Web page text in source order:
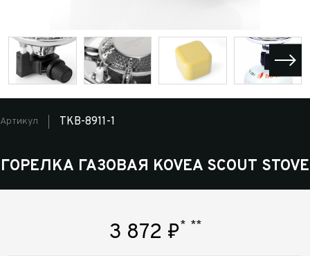
Артикул TKB-8911-1
ГОРЕЛКА ГАЗОВАЯ KOVEA SCOUT STOVE
3 872 ₽* **